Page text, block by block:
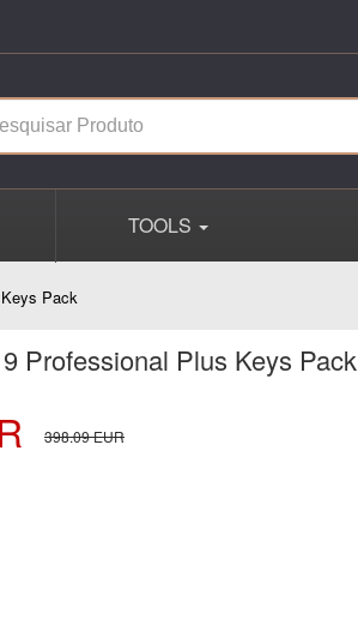
TOOLS
Pack
Professional Plus Keys Pack
398.09EUR